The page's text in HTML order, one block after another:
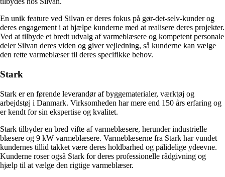
En unik feature ved Silvan er deres fokus på gør-det-selv-kunder og
deres engagement i at hjælpe kunderne med at realisere deres projekter.
Ved at tilbyde et bredt udvalg af varmeblæsere og kompetent personale
deler Silvan deres viden og giver vejledning, så kunderne kan vælge
den rette varmeblæser til deres specifikke behov.
Stark
Stark er en førende leverandør af byggematerialer, værktøj og
arbejdstøj i Danmark. Virksomheden har mere end 150 års erfaring og
er kendt for sin ekspertise og kvalitet.
Stark tilbyder en bred vifte af varmeblæsere, herunder industrielle
blæsere og 9 kW varmeblæsere. Varmeblæserne fra Stark har vundet
kundernes tillid takket være deres holdbarhed og pålidelige ydeevne.
Kunderne roser også Stark for deres professionelle rådgivning og
hjælp til at vælge den rigtige varmeblæser.